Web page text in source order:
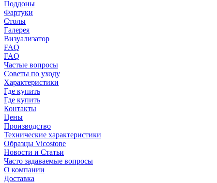
Поддоны
Фартуки
Столы
Галерея
Визуализатор
FAQ
FAQ
Частые вопросы
Советы по уходу
Характеристики
Где купить
Где купить
Контакты
Цены
Производство
Технические характеристики
Образцы Vicostone
Новости и Статьи
Часто задаваемые вопросы
О компании
Доставка